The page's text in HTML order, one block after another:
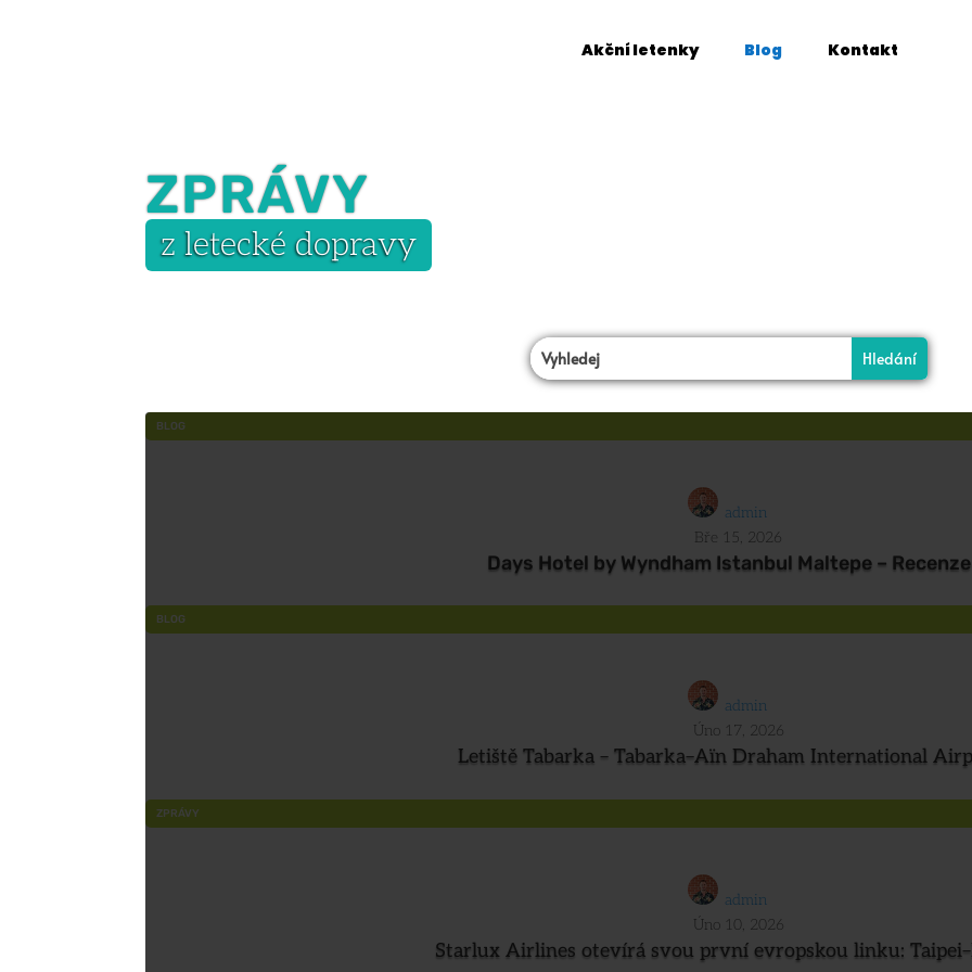
Akční letenky Blog Kontakt
ZPRÁVY
z letecké dopravy
BLOG
admin
Bře 15, 2026
Days Hotel by Wyndham Istanbul Maltepe – Recenze
BLOG
admin
Úno 17, 2026
Letiště Tabarka – Tabarka–Aïn Draham International
ZPRÁVY
admin
Úno 10, 2026
Starlux Airlines otevírá svou první evropskou linku: